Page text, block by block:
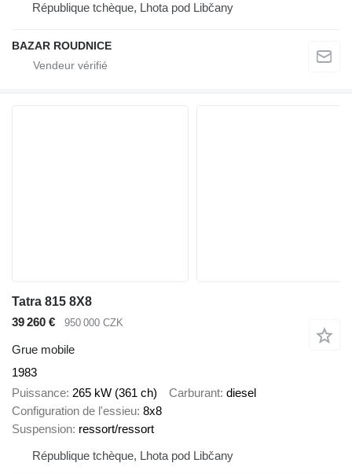
République tchèque, Lhota pod Libčany
BAZAR ROUDNICE
Tatra 815 8X8
39 260 €
950 000 CZK
Grue mobile
1983
Puissance 265 kW (361 ch) Carburant diesel
Configuration de l'essieu 8x8
Suspension ressort/ressort
République tchèque, Lhota pod Libčany